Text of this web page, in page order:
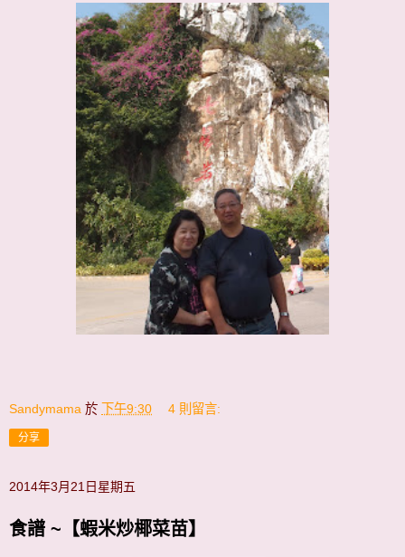
Sandymama 於 下午9:30 4 則留言:
分享
2014年3月21日星期五
食譜 ~【蝦米炒椰菜苗】